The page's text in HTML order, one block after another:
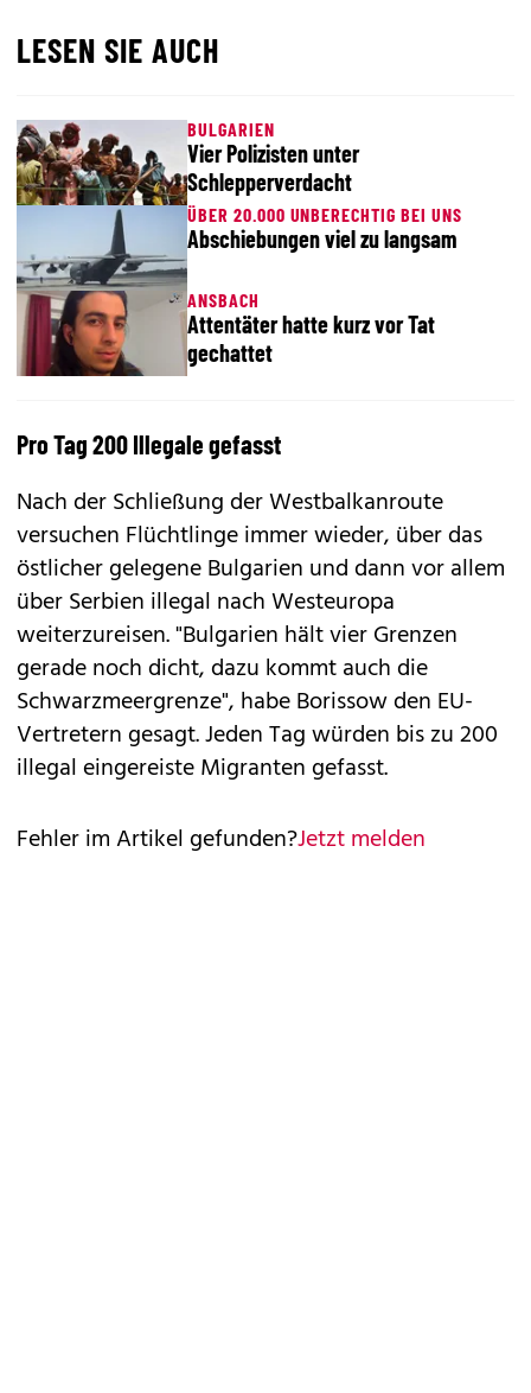
LESEN SIE AUCH
BULGARIEN
Vier Polizisten unter
Schlepperverdacht
ÜBER 20.000 UNBERECHTIG BEI UNS
Abschiebungen viel zu langsam
ANSBACH
Attentäter hatte kurz vor Tat
gechattet
Pro Tag 200 Illegale gefasst
Nach der Schließung der Westbalkanroute
versuchen Flüchtlinge immer wieder, über das
östlicher gelegene Bulgarien und dann vor allem
über Serbien illegal nach Westeuropa
weiterzureisen. "Bulgarien hält vier Grenzen
gerade noch dicht, dazu kommt auch die
Schwarzmeergrenze", habe Borissow den EU-
Vertretern gesagt. Jeden Tag würden bis zu 200
illegal eingereiste Migranten gefasst.
Fehler im Artikel gefunden?Jetzt melden